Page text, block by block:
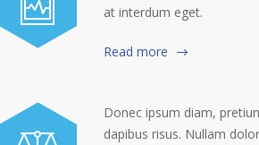
at interdum eget.
Read more
Donec ipsum diam,
dapibus risus. Nullam